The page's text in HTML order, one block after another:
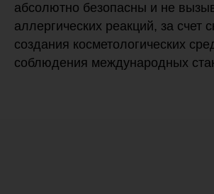
абсолютно безопасны и не
аллергических реакций, за счет
создания косметологических
соблюдения международных